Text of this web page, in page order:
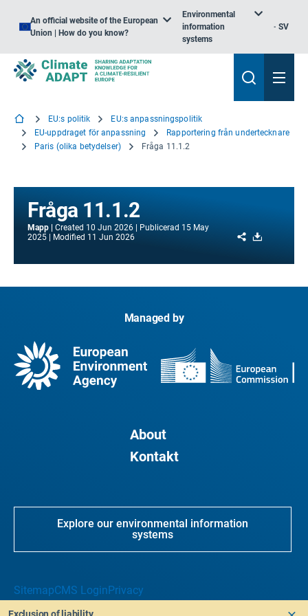
An official website of the European
Union | How do you know?
Environmental
information
systems
SV
EU:s politik
EU:s anpassningspolitik
EU-uppdraget för anpassning
Rapportering från undertecknare
Paris (olika betydelser)
Fråga 11.1.2
Fråga 11.1.2
Mapp Created 10 Jun 2026 Publicerad 15 May
2025
Modified 11 Jun 2026 Share
Managed by
About
Kontakt
Explore our environmental information
systems
SitemapCMS LoginPrivacy
Exclusion of liability